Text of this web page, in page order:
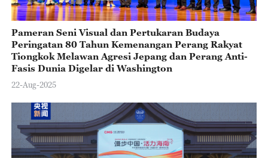
Pameran Seni Visual dan Pertukaran Budaya
Peringatan 80 Tahun Kemenangan Perang Rakyat
Tiongkok Melawan Agresi Jepang dan Perang Anti-
Fasis Dunia Digelar di Washington
22-Aug-2025